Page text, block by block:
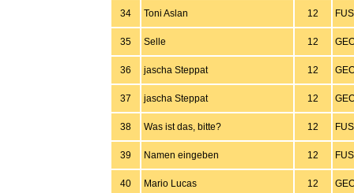
34 Toni Aslan 12
35 Selle 12
36 jascha Steppat 12
37 jascha Steppat 12
38 Was ist das, bitte? 12
39 Namen eingeben 12
40 Mario Lucas 12